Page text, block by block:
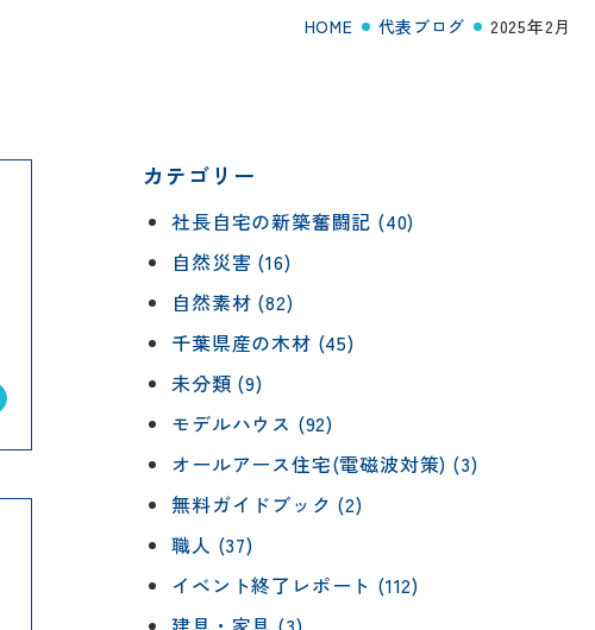
HOME 代表ブログ 2025年2月
カテゴリー
社長自宅の新築奮闘記 (40)
自然災害 (16)
自然素材 (82)
千葉県産の木材 (45)
未分類 (9)
モデルハウス (92)
オールアース住宅(電磁波対策) (3)
無料ガイドブック (2)
職人 (37)
イベント終了レポート (112)